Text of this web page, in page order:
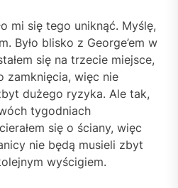
mi się tego uniknąć. Myślę,
Było blisko z George’em w
się na trzecie miejsce,
zamknięcia, więc nie
dużego ryzyka. Ale tak,
tygodniach
się o ściany, więc
nie będą musieli zbyt
wyścigiem.